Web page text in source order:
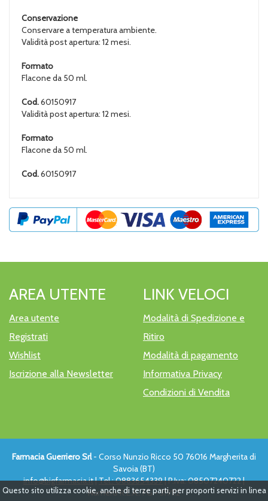
Questo sito utilizza cookie, anche di terze parti, per proporti servizi in linea
Conservazione
Conservare a temperatura ambiente.
Validità post apertura: 12 mesi.
Formato
Flacone da 50 ml.
Cod.60150917
Validità post apertura: 12 mesi.
Formato
Flacone da 50 ml.
Cod.60150917
AREA UTENTE
Area utente
Registrati
Wishlist
Iscrizione alla Newsletter
LINK VELOCI
Modalità di Spedizione e
Ritiro
Modalità di pagamento
Informativa Privacy
Condizioni di Vendita
Farmacia Guerriero Srl- Corso Nunzio Ricco 50 76016 Margherita di
Savoia (BT)
info@bigfarmacia.it|Tel.: 0883654339| P.Iva: 08507240722 |
Numero R.E.A.: FG - 319112